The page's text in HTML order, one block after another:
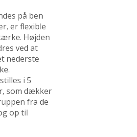
på ben
er flexible
Højden
ved at
nederste
i 5
som dækker
fra de
op til